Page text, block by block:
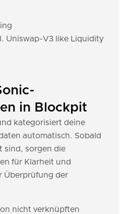
Uniswap-V3 like Liquidity
in Blockpit
kategorisiert deine
automatisch. Sobald
sind, sorgen die
für Klarheit und
Überprüfung der
nicht verknüpften